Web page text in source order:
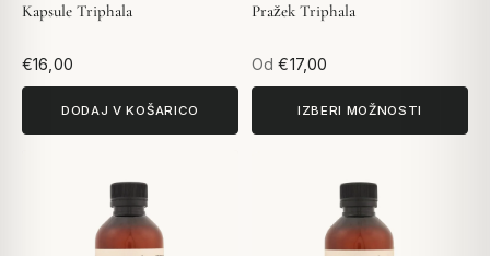
Kapsule Triphala
€16,00
DODAJ V KOŠARICO
Pražek Triphala
Od €17,00
IZBERI MOŽNOSTI